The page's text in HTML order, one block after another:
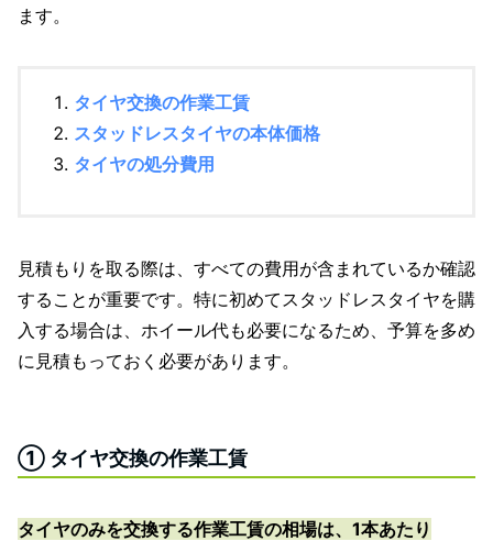
ます。
タイヤ交換の作業工賃
スタッドレスタイヤの本体価格
タイヤの処分費用
見積もりを取る際は、すべての費用が含まれているか確認
することが重要です。特に初めてスタッドレスタイヤを購
入する場合は、ホイール代も必要になるため、予算を多め
に見積もっておく必要があります。
① タイヤ交換の作業工賃
タイヤのみを交換する作業工賃の相場は、1本あたり